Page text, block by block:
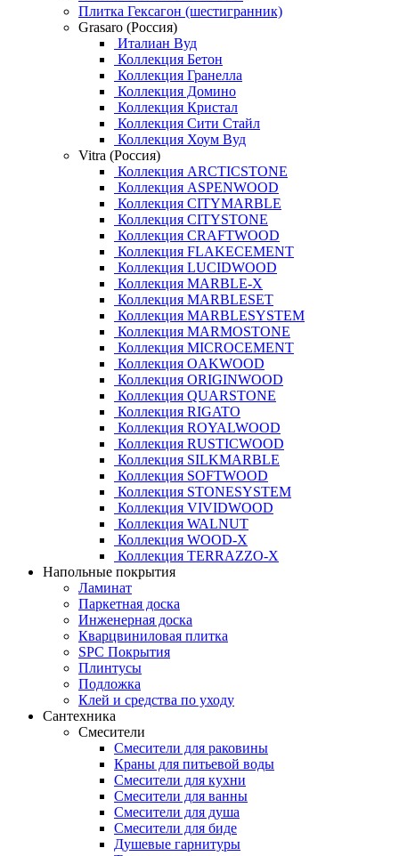
Плитка Гексагон (шестигранник)
Grasaro (Россия)
Италиан Вуд
Коллекция Бетон
Коллекция Гранелла
Коллекция Домино
Коллекция Кристал
Коллекция Сити Стайл
Коллекция Хоум Вуд
Vitra (Россия)
Коллекция ARCTICSTONE
Коллекция ASPENWOOD
Коллекция CITYMARBLE
Коллекция CITYSTONE
Коллекция CRAFTWOOD
Коллекция FLAKECEMENT
Коллекция LUCIDWOOD
Коллекция MARBLE-X
Коллекция MARBLESET
Коллекция MARBLESYSTEM
Коллекция MARMOSTONE
Коллекция MICROCEMENT
Коллекция OAKWOOD
Коллекция ORIGINWOOD
Коллекция QUARSTONE
Коллекция RIGATO
Коллекция ROYALWOOD
Коллекция RUSTICWOOD
Коллекция SILKMARBLE
Коллекция SOFTWOOD
Коллекция STONESYSTEM
Коллекция VIVIDWOOD
Коллекция WALNUT
Коллекция WOOD-X
Коллекция ТЕRRАZZO-X
Напольные покрытия
Ламинат
Паркетная доска
Инженерная доска
Кварцвиниловая плитка
SPC Покрытия
Плинтусы
Подложка
Клей и средства по уходу
Сантехника
Смесители
Смесители для раковины
Краны для питьевой воды
Смесители для кухни
Смесители для ванны
Смесители для душа
Смесители для биде
Душевые гарнитуры